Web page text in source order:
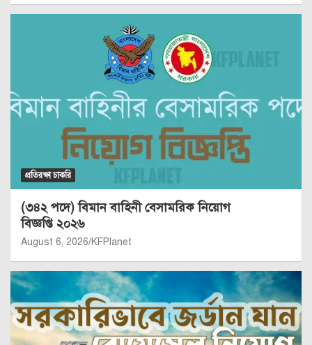
প্রতিরক্ষা চাকরি
(৩৪২ পদে) বিমান বাহিনী বেসামরিক নিয়োগ
বিজ্ঞপ্তি ২০২৬
August 6, 2026 KFPlanet